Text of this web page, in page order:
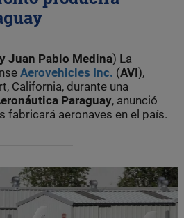
Juan Pablo Medina) La
Aerovehicles Inc. (AVI),
California, durante una
Paraguay, anunció
fabricará aeronaves en el país.